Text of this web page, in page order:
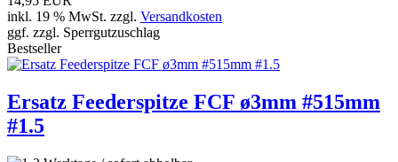
inkl. 19 % MwSt. zzgl. Versandkosten
ggf. zzgl. Sperrgutzuschlag
Bestseller
Ersatz Feederspitze FCF ø3mm #515mm
#1.5